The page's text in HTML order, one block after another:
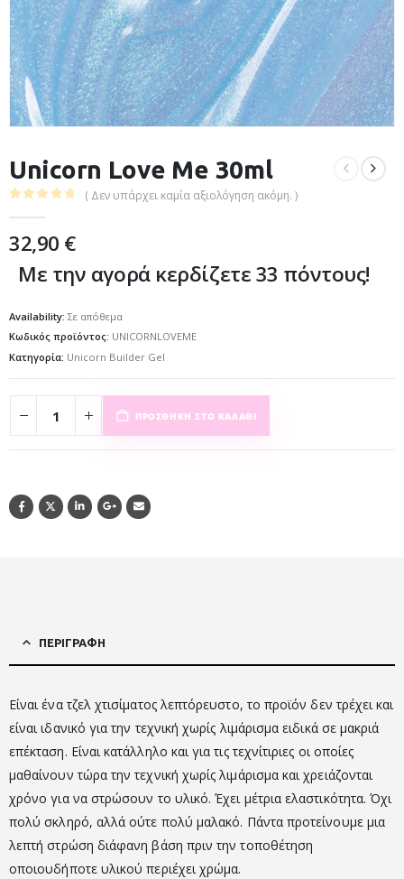
Unicorn Love Me 30ml
( Δεν υπάρχει καμία αξιολόγηση ακόμη. )
32,90 €
Με την αγορά κερδίζετε 33 πόντους!
Availability: Σε απόθεμα
Κωδικός προϊόντος: UNICORNLOVEME
Κατηγορία: Unicorn Builder Gel
ΠΡΟΣΘΉΚΗ ΣΤΟ ΚΑΛΆΘΙ
ΠΕΡΙΓΡΑΦΉ
Είναι ένα τζελ χτισίματος λεπτόρευστο, το προϊόν δεν τρέχει και
είναι ιδανικό για την τεχνική χωρίς λιμάρισμα ειδικά σε μακριά
επέκταση. Είναι κατάλληλο και για τις τεχνίτιριες οι οποίες
μαθαίνουν τώρα την τεχνική χωρίς λιμάρισμα και χρειάζονται
χρόνο για να στρώσουν το υλικό. Έχει μέτρια ελαστικότητα. Όχι
πολύ σκληρό, αλλά ούτε πολύ μαλακό. Πάντα προτείνουμε μια
λεπτή στρώση διάφανη βάση πριν την τοποθέτηση
οποιουδήποτε υλικού περιέχει χρώμα.